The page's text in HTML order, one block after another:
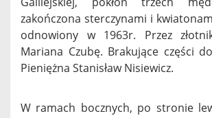
zakończona sterczynami i
odnowiony w 1963r. Przez
Mariana Czubę. Brakujące części
Pieniężna Stanisław Nisiewicz.
W ramach bocznych, po stronie